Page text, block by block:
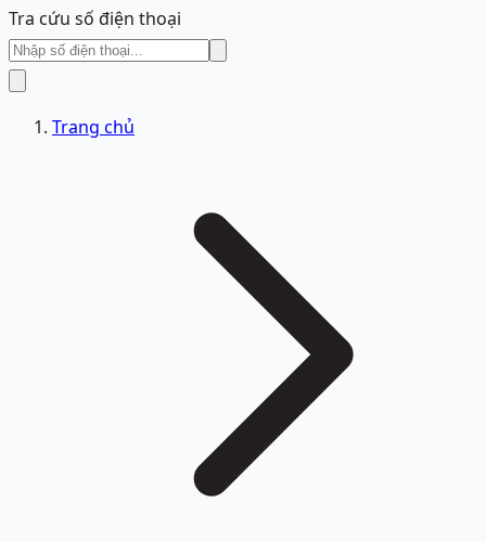
Tra cứu số điện thoại
Trang chủ